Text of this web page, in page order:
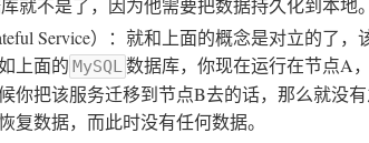
就不是了，因为他需要把数据持久化到本地。
Service）：就和上面的概念是对立的了
上面的 MySQL数据库，你现在运行在节点A
你把该服务迁移到节点B去的话，那么就没
复数据，而此时没有任何数据。